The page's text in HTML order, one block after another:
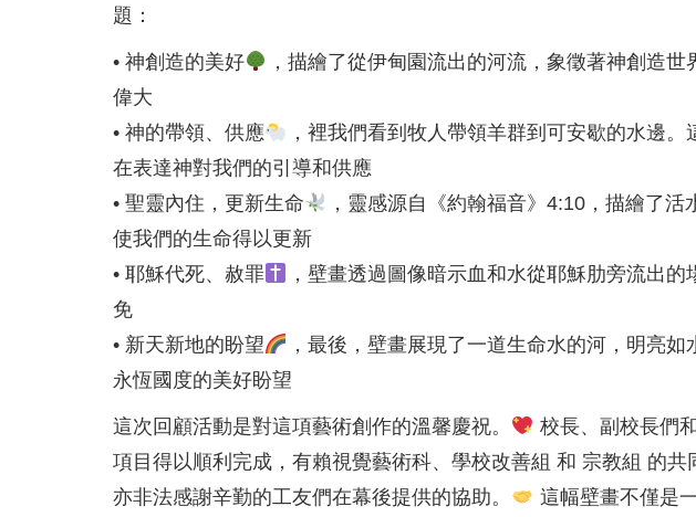
題：
• 神創造的美好
，描繪了從伊甸園流出的河流，象徵著神創造
偉大
• 神的帶領、供應
，裡我們看到牧人帶領羊群到可安歇的水邊
在表達神對我們的引導和供應
• 聖靈內住，更新生命
，靈感源自《約翰福音》4:10，描繪了
使我們的生命得以更新
• 耶穌代死、赦罪
，壁畫透過圖像暗示血和水從耶穌肋旁流出
免
• 新天新地的盼望
，最後，壁畫展現了一道生命水的河，明亮
永恆國度的美好盼望
這次回顧活動是對這項藝術創作的溫馨慶祝。 校長、副校長們
項目得以順利完成，有賴視覺藝術科、學校改善組 和 宗教組 的
亦非法感謝辛勤的工友們在幕後提供的協助。
這幅壁畫不僅是